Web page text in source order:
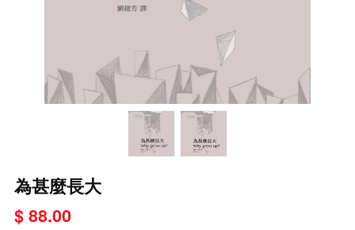
為甚麼長大
$ 88.00